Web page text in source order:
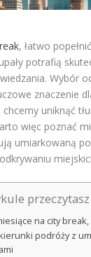
, łatwo
potrafią
Wybór
znaczenie
chcemy uniknąć
więc poznać
umiarkowaną
przeczytasz
na city break,
podróży z